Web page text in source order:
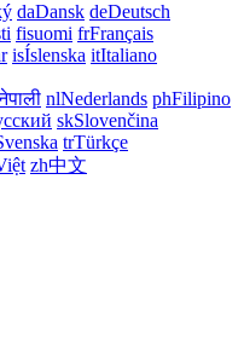
daDansk deDeutsch
fisuomi frFrançais
isÍslenska itItaliano
nlNederlands phFilipino
skSlovenčina
trTürkçe
zh中文